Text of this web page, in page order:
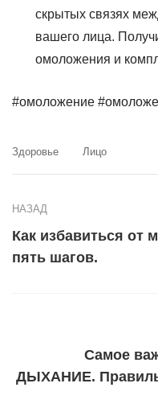
скрытых связях
вашего лица.
омоложения и
#омоложение
Здоровье Лицо
НАЗАД
Как избавиться
пять шагов.
Самое
ДЫХАНИЕ.